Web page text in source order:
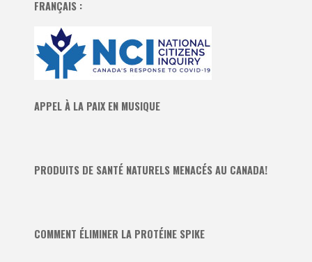
FRANÇAIS :
APPEL À LA PAIX EN MUSIQUE
PRODUITS DE SANTÉ NATURELS MENACÉS AU CANADA!
COMMENT ÉLIMINER LA PROTÉINE SPIKE